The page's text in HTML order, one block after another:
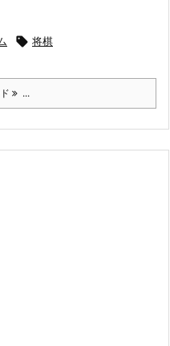
 将棋
...